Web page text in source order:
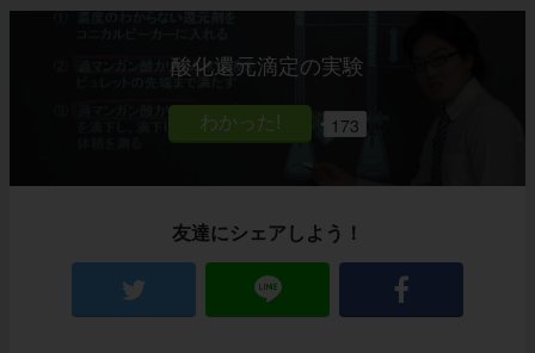
酸化還元滴定の実験
173
友達にシェアしよう！